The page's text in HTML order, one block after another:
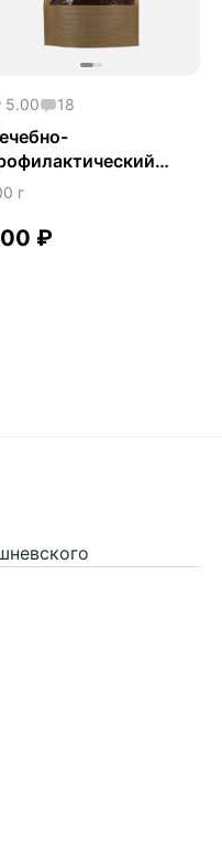
5.00 18
напиток
г
₽